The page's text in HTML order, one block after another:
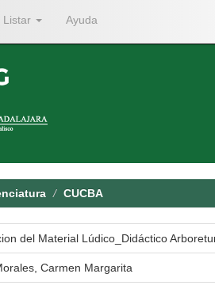
Listar Ayuda
CUCBA
del Material Lúdico_Didáctico
Carmen Margarita